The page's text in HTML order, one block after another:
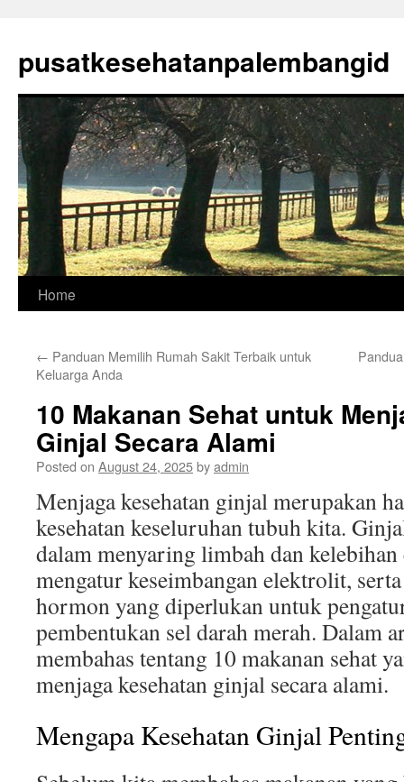
content
pusatkesehatanpalembangid
Home
← Panduan Memilih Rumah Sakit Terbaik untuk
Keluarga Anda
10 Makanan Sehat untuk
Ginjal Secara Alami
Posted on August 24, 2025byadmin
Menjaga kesehatan ginjal merupakan
kesehatan keseluruhan tubuh kita.
dalam menyaring limbah dan
mengatur keseimbangan elektrolit,
hormon yang diperlukan untuk
pembentukan sel darah merah. Dalam
membahas tentang 10 makanan sehat
menjaga kesehatan ginjal secara alami.
Mengapa Kesehatan Ginjal